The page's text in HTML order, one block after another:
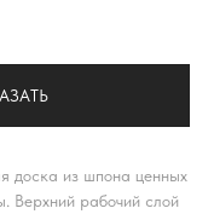
доска из шпона ценных
Верхний рабочий слой